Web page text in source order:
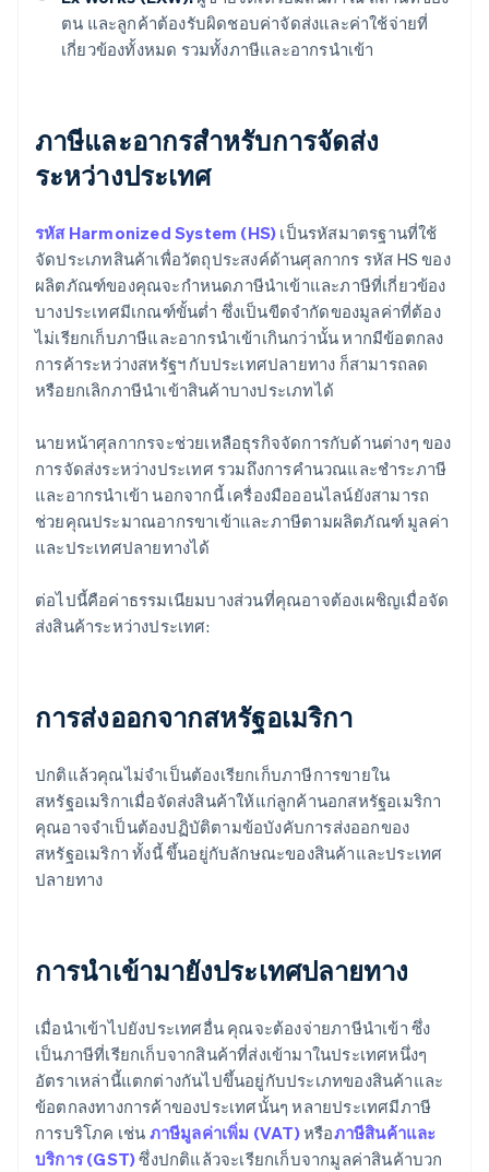
ตน และลูกค้าต้องรับผิดชอบค่าจัดส่งและค่าใช้จ่ายที่
เกี่ยวข้องทั้งหมด รวมทั้งภาษีและอากรนำเข้า
ภาษีและอากรสําหรับการจัดส่ง
ระหว่างประเทศ
รหัส Harmonized System (HS) เป็นรหัสมาตรฐานที่ใช้
จัดประเภทสินค้าเพื่อวัตถุประสงค์ด้านศุลกากร รหัส HS ของ
ผลิตภัณฑ์ของคุณจะกำหนดภาษีนำเข้าและภาษีที่เกี่ยวข้อง
บางประเทศมีเกณฑ์ขั้นต่ำ ซึ่งเป็นขีดจำกัดของมูลค่าที่ต้อง
ไม่เรียกเก็บภาษีและอากรนำเข้าเกินกว่านั้น หากมีข้อตกลง
การค้าระหว่างสหรัฐฯ กับประเทศปลายทาง ก็สามารถลด
หรือยกเลิกภาษีนำเข้าสินค้าบางประเภทได้
นายหน้าศุลกากรจะช่วยเหลือธุรกิจจัดการกับด้านต่างๆ ของ
การจัดส่งระหว่างประเทศ รวมถึงการคำนวณและชำระภาษี
และอากรนำเข้า นอกจากนี้ เครื่องมือออนไลน์ยังสามารถ
ช่วยคุณประมาณอากรขาเข้าและภาษีตามผลิตภัณฑ์ มูลค่า
และประเทศปลายทางได้
ต่อไปนี้คือค่าธรรมเนียมบางส่วนที่คุณอาจต้องเผชิญเมื่อจัด
ส่งสินค้าระหว่างประเทศ:
การส่งออกจากสหรัฐอเมริกา
ปกติแล้วคุณไม่จําเป็นต้องเรียกเก็บภาษีการขายใน
สหรัฐอเมริกาเมื่อจัดส่งสินค้าให้แก่ลูกค้านอกสหรัฐอเมริกา
คุณอาจจำเป็นต้องปฏิบัติตามข้อบังคับการส่งออกของ
สหรัฐอเมริกา ทั้งนี้ ขึ้นอยู่กับลักษณะของสินค้าและประเทศ
ปลายทาง
การนําเข้ามายังประเทศปลายทาง
เมื่อนําเข้าไปยังประเทศอื่น คุณจะต้องจ่ายภาษีนําเข้า ซึ่ง
เป็นภาษีที่เรียกเก็บจากสินค้าที่ส่งเข้ามาในประเทศหนึ่งๆ
อัตราเหล่านี้แตกต่างกันไปขึ้นอยู่กับประเภทของสินค้าและ
ข้อตกลงทางการค้าของประเทศนั้นๆ หลายประเทศมีภาษี
การบริโภค เช่น ภาษีมูลค่าเพิ่ม (VAT)หรือภาษีสินค้าและ
บริการ (GST)ซึ่งปกติแล้วจะเรียกเก็บจากมูลค่าสินค้าบวก